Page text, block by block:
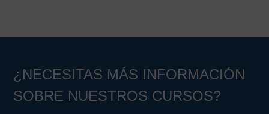
¿NECESITAS MÁS INFORMACIÓN
SOBRE NUESTROS CURSOS?